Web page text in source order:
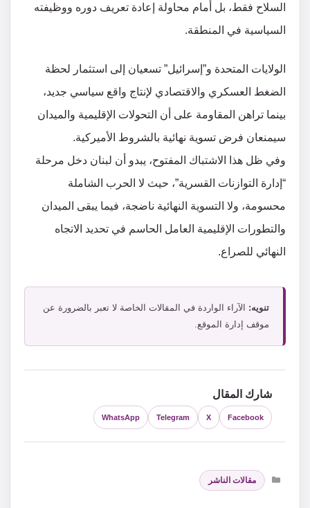
السلاح فقط، بل أمام محاولة إعادة تعريف دوره ووظيفته
السياسية في المنطقة.
الولايات المتحدة و”إسرائيل” تسعيان إلى استثمار لحظة
الضغط العسكري والاقتصادي لإنتاج واقع سياسي جديد،
بينما تراهن المقاومة على أن التحولات الإقليمية والميدان
سيمنعان فرض تسوية نهائية بالشروط الأميركية.
وفي ظل هذا الاشتباك المفتوح، يبدو أن لبنان دخل مرحلة
“إدارة التوازنات القسرية”، حيث لا الحرب الشاملة
محسومة، ولا التسوية النهائية ناضجة، فيما يبقى الميدان
والتطورات الإقليمية العامل الحاسم في تحديد الاتجاه
النهائي للصراع.
تنويه: الآراء الواردة في المقالات الخاصة لا تعبر بالضرورة عن
موقف إدارة الموقع.
شارك المقال
Facebook
X
Telegram
WhatsApp
التصنيفات
مقالات الناشر